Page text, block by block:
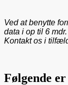
Ved at benytte
data i op til 6 mdr.
Kontakt os i
Følgende